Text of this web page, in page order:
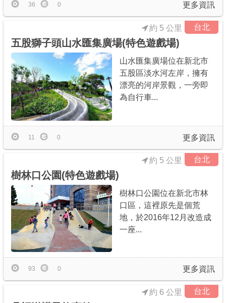
更多資訊
36 0
台北
五股獅子頭山水匯集廣場(特色遊戲場)
約 5 公里
山水匯集廣場位在新北市
五股區淡水河左岸，擁有
漂亮的河岸景觀，一旁即
為自行車...
更多資訊
11 0
台北
樹林口公園(特色遊戲場)
約 5 公里
樹林口公園位在新北市林
口區，這裡原先是個荒
地，於2016年12月改造成
一座...
更多資訊
93 0
台北
約 6 公里